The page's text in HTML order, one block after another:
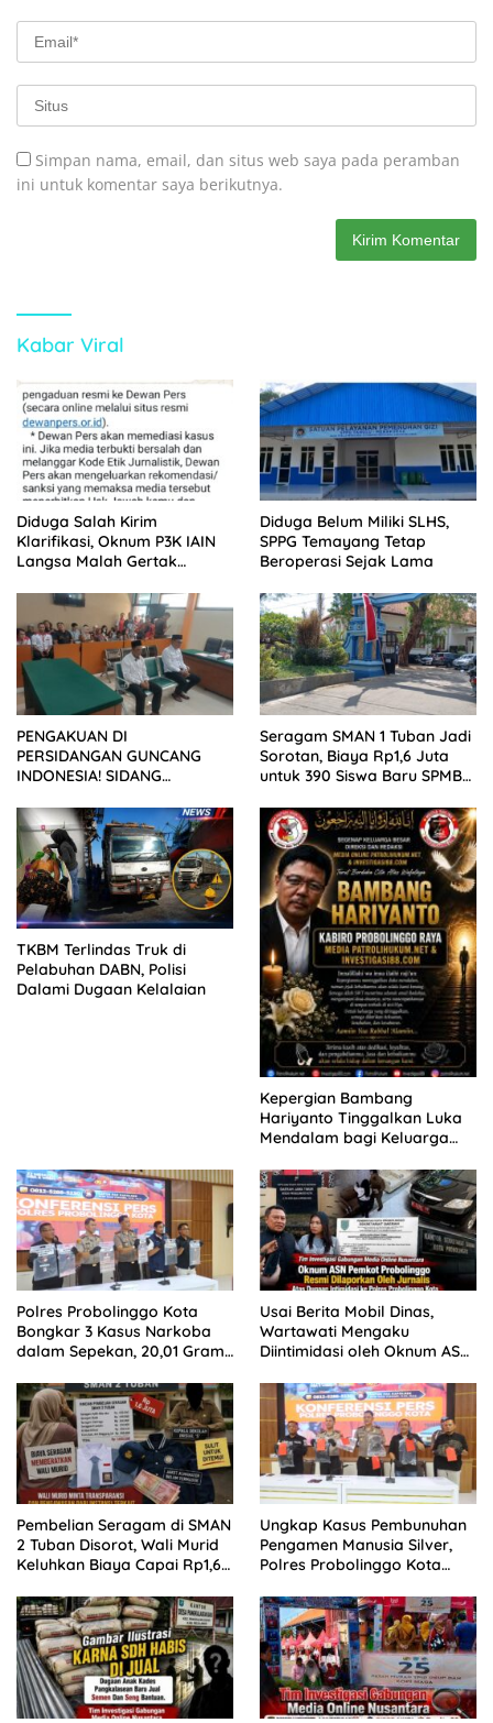
Simpan nama, email, dan situs web saya pada peramban
ini untuk komentar saya berikutnya.
Kabar Viral
Diduga Salah Kirim
Klarifikasi, Oknum P3K IAIN
Langsa Malah Gertak
Diduga Belum Miliki SLHS,
SPPG Temayang Tetap
Beroperasi Sejak Lama
PENGAKUAN DI
PERSIDANGAN GUNCANG
INDONESIA! SIDANG
KELUARGA KORBAN
MENGAMUK DI PN MALANG
Seragam SMAN 1 Tuban Jadi
Sorotan, Biaya Rp1,6 Juta
untuk 390 Siswa Baru SPMB
TKBM Terlindas Truk di
Pelabuhan DABN, Polisi
Dalami Dugaan Kelalaian
Kepergian Bambang
Hariyanto Tinggalkan Luka
Mendalam bagi Keluarga
Polres Probolinggo Kota
Bongkar 3 Kasus Narkoba
dalam Sepekan, 20,01 Gram
Usai Berita Mobil Dinas,
Wartawati Mengaku
Diintimidasi oleh Oknum ASN
Tempuh Jalur Hukum
Pembelian Seragam di SMAN
2 Tuban Disorot, Wali Murid
Keluhkan Biaya Capai Rp1,6
Ungkap Kasus Pembunuhan
Pengamen Manusia Silver,
Polres Probolinggo Kota